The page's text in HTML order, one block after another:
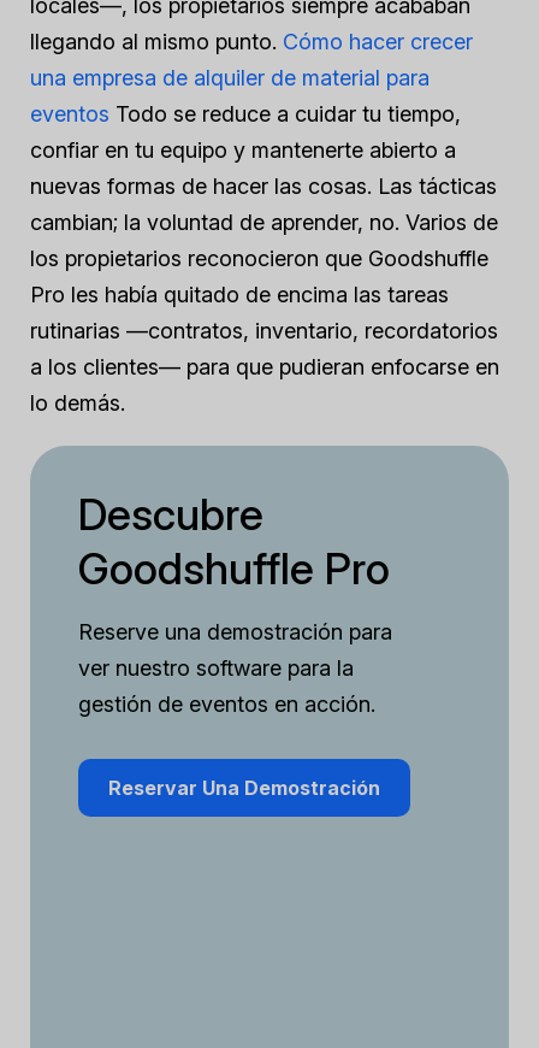
locales—, los propietarios siempre acababan
llegando al mismo punto. Cómo hacer crecer
una empresa de alquiler de material para
eventos Todo se reduce a cuidar tu tiempo,
confiar en tu equipo y mantenerte abierto a
nuevas formas de hacer las cosas. Las tácticas
cambian; la voluntad de aprender, no. Varios de
los propietarios reconocieron que Goodshuffle
Pro les había quitado de encima las tareas
rutinarias —contratos, inventario, recordatorios
a los clientes— para que pudieran enfocarse en
lo demás.
Descubre
Goodshuffle Pro
Reserve una demostración para
ver nuestro software para la
gestión de eventos en acción.
Reservar Una Demostración